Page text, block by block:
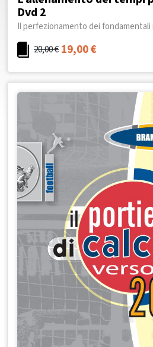
Dvd 2
Il perfezionamento dei fondamentali
20,00€ 19,00€